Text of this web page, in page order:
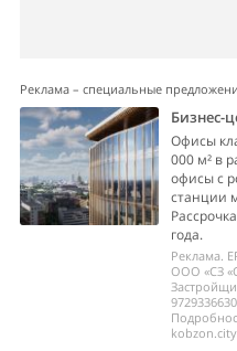
Реклама – специальные
Бизнес-
Офисы
000 м² в
офисы с
станции
года.
Реклама.
ООО «СЗ